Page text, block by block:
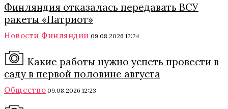
Финляндия отказалась передавать ВСУ
ракеты «Патриот»
Новости Финляндии 09.08.2026 12:24
Какие работы нужно успеть провести в
саду в первой половине августа
Общество 09.08.2026 12:23